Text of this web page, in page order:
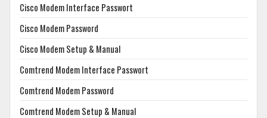
Cisco Modem Interface Passwort
Cisco Modem Password
Cisco Modem Setup & Manual
Comtrend Modem Interface Passwort
Comtrend Modem Password
Comtrend Modem Setup & Manual